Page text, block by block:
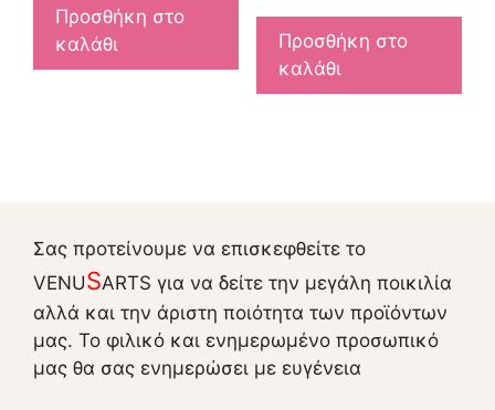
Προσθήκη στο
καλάθι
Προσθήκη στο
καλάθι
Σας προτείνουμε να επισκεφθείτε το
VENUSARTS για να δείτε την μεγάλη ποικιλία
αλλά και την άριστη ποιότητα των προϊόντων
μας. Το φιλικό και ενημερωμένο προσωπικό
μας θα σας ενημερώσει με ευγένεια